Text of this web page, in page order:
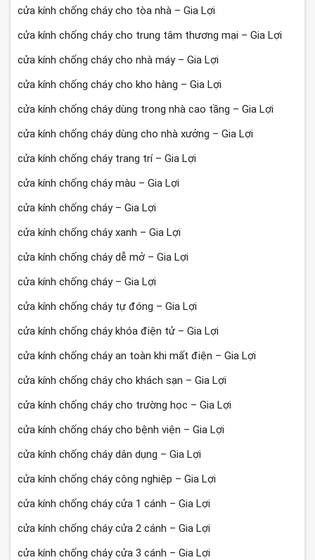
cửa kính chống cháy cho tòa nhà – Gia Lợi
cửa kính chống cháy cho trung tâm thương mại – Gia Lợi
cửa kính chống cháy cho nhà máy – Gia Lợi
cửa kính chống cháy cho kho hàng – Gia Lợi
cửa kính chống cháy dùng trong nhà cao tầng – Gia Lợi
cửa kính chống cháy dùng cho nhà xưởng – Gia Lợi
cửa kính chống cháy trang trí – Gia Lợi
cửa kính chống cháy màu – Gia Lợi
cửa kính chống cháy – Gia Lợi
cửa kính chống cháy xanh – Gia Lợi
cửa kính chống cháy dễ mở – Gia Lợi
cửa kính chống cháy – Gia Lợi
cửa kính chống cháy tự đóng – Gia Lợi
cửa kính chống cháy khóa điện tử – Gia Lợi
cửa kính chống cháy an toàn khi mất điện – Gia Lợi
cửa kính chống cháy cho khách sạn – Gia Lợi
cửa kính chống cháy cho trường học – Gia Lợi
cửa kính chống cháy cho bệnh viện – Gia Lợi
cửa kính chống cháy dân dụng – Gia Lợi
cửa kính chống cháy công nghiệp – Gia Lợi
cửa kính chống cháy cửa 1 cánh – Gia Lợi
cửa kính chống cháy cửa 2 cánh – Gia Lợi
cửa kính chống cháy cửa 3 cánh – Gia Lợi